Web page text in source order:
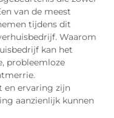
van de meest
tijdens dit
Waarom
kan het
probleemloze
en ervaring zijn
aanzienlijk kunnen